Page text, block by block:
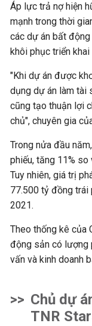
Áp lực trả nợ hiện
mạnh trong thời
các dự án bất
khôi phục triển
"Khi dự án được
dụng dự án làm tài
cũng tạo thuận lợi
chủ", chuyên gia
Trong nửa đầu
phiếu, tăng 11%
Tuy nhiên, giá trị
77.500 tỷ đồng trái
2021.
Theo thống kê của
động sản có lượng
vấn và kinh doanh
>> Chủ dự
TNR